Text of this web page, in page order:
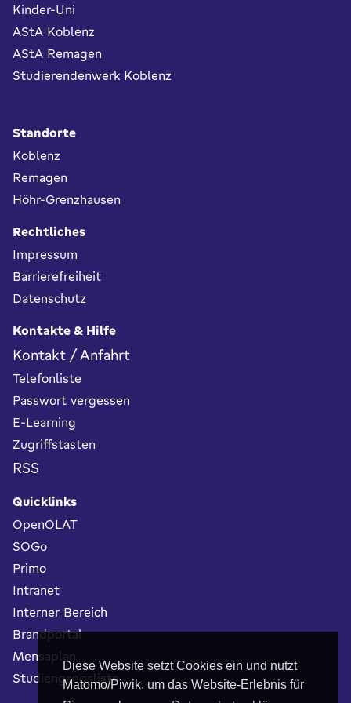
Diese Website setzt Cookies ein und nutzt
Matomo/Piwik, um das Website-Erlebnis für
Kinder-Uni
AStA Koblenz
AStA Remagen
Studierendenwerk Koblenz
Standorte
Koblenz
Remagen
Höhr-Grenzhausen
Rechtliches
Impressum
Barrierefreiheit
Datenschutz
Kontakte & Hilfe
Kontakt / Anfahrt
Telefonliste
Passwort vergessen
E-Learning
Zugriffstasten
RSS
Quicklinks
OpenOLAT
SOGo
Primo
Intranet
Interner Bereich
Brandportal
Mensaplan
Studiengangsliste